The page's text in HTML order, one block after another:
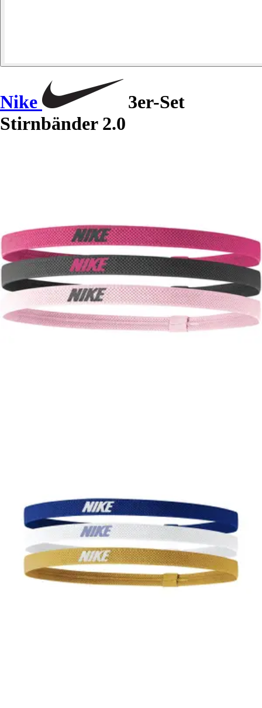
Nike
3er-Set
Stirnbänder 2.0